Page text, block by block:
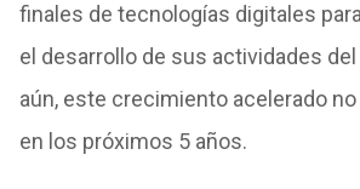
finales de tecnologías digitales para
el desarrollo de sus actividades de
aún, este crecimiento acelerado
en los próximos 5 años.